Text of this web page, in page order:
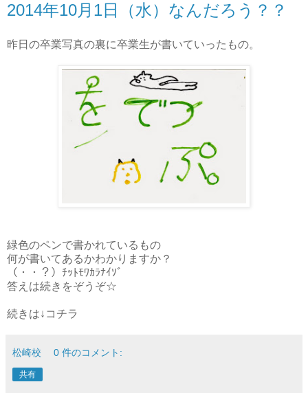
2014年10月1日（水）なんだろう？？
昨日の卒業写真の裏に卒業生が書いていったもの。
緑色のペンで書かれているもの
何が書いてあるかわかりますか？
（・・？）ﾁｯﾄﾓﾜｶﾗﾅｲｿﾞ
答えは続きをぞうぞ☆
続きは↓コチラ
松崎校 0 件のコメント:
共有